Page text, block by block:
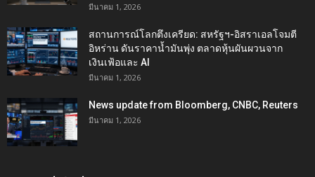
มีนาคม 1, 2026
สถานการณ์โลกตึงเครียด: สหรัฐฯ-อิสราเอลโจมตี
อิหร่าน ดันราคาน้ำมันพุ่ง ตลาดหุ้นผันผวนจาก
เงินเฟ้อและ AI
มีนาคม 1, 2026
News update from Bloomberg, CNBC, Reuters
มีนาคม 1, 2026